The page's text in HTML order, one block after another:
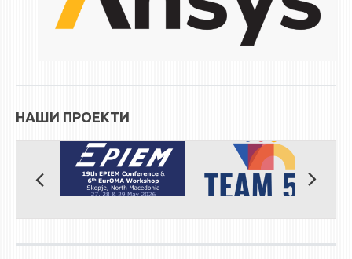
ЕКВИВАЛЕНЦИИ ОД СТАРИ СТУДИСКИ ПРОГРАМИ
СТУДЕНТСКА СЛУЖБА
БИБЛИОТЕКА
ДА ВИНЧИ МАГАЗИН
НАШИ ПРОЕКТИ